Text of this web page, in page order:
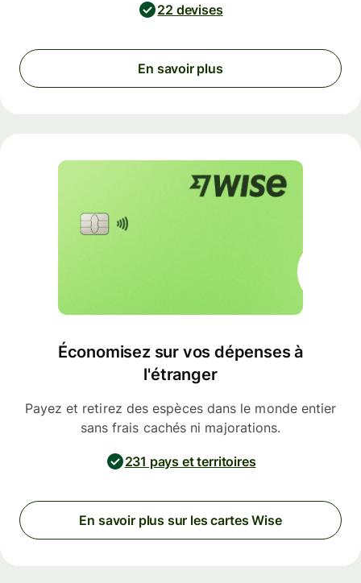
22 devises
En savoir plus
Économisez sur vos dépenses à
l'étranger
Payez et retirez des espèces dans le monde entier
sans frais cachés ni majorations.
231 pays et territoires
En savoir plus sur les cartes Wise